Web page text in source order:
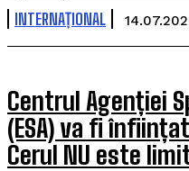
INTERNAȚIONAL
Centrul Agenției
(ESA) va fi
Cerul NU este